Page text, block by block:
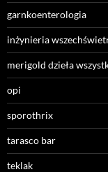
garnkoenterologia
inżynieria
merigold dzieła
opi
sporothrix
tarasco bar
teklak